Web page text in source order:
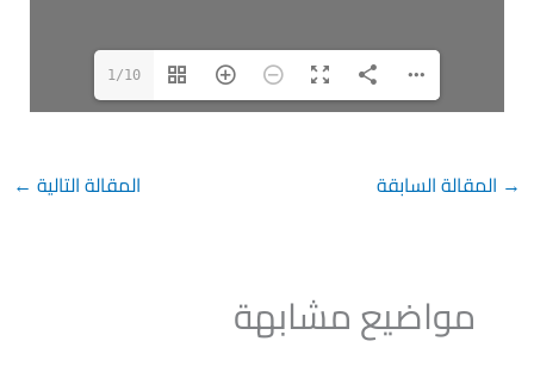
1/10
→ المقالة السابقة المقالة التالية ←
مواضيع مشابهة